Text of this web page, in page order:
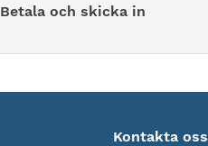
Betala och skicka in
Kontakta oss